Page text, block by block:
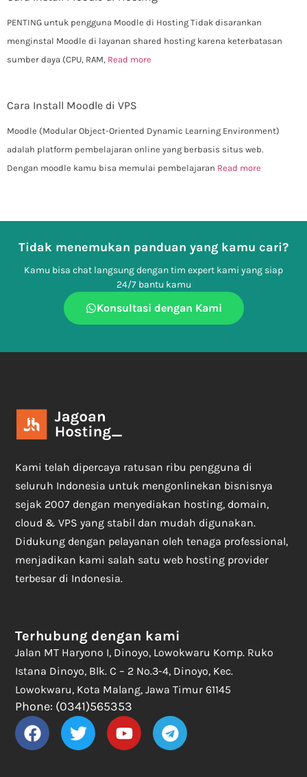
PENTING untuk pengguna Moodle di Hosting Tidak disarankan
menginstal Moodle di layanan shared hosting karena keterbatasan
sumber daya (CPU, RAM, Read more
Cara Install Moodle di VPS
Moodle (Modular Object-Oriented Dynamic Learning Environment)
adalah platform pembelajaran online yang berbasis situs web.
Dengan moodle kamu bisa memulai pembelajaran Read more
Tidak menemukan panduan yang kamu cari?
Kamu bisa chat langsung dengan tim expert kami yang siap
24/7 bantu kamu
Konsultasi dengan Kami
Kami telah dipercaya ratusan ribu pengguna di
seluruh Indonesia untuk mengonlinekan bisnisnya
sejak 2007 dengan menyediakan hosting, domain,
cloud & VPS yang stabil dan mudah digunakan.
Didukung dengan pelayanan oleh tenaga professional,
menjadikan kami salah satu web hosting provider
terbesar di Indonesia.
Terhubung dengan kami
Jalan MT Haryono I, Dinoyo, Lowokwaru Komp. Ruko
Istana Dinoyo, Blk. C – 2 No.3-4, Dinoyo, Kec.
Lowokwaru, Kota Malang, Jawa Timur 61145
Phone: (0341)565353